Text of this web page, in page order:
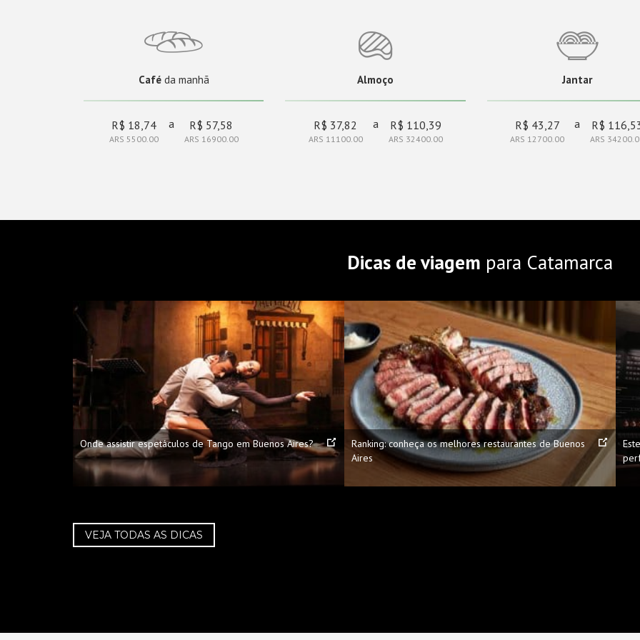
Caféda manhã
R$ 18,74
ARS 5500.00
a R$ 57,58
ARS 16900.00
Almoço
R$ 37,82
ARS 11100.00
a R$ 110,39
ARS 32400.00
Jantar
R$ 43,27
ARS 12700.00
a R$
ARS
Dicas de viagem para Catamarca
Onde assistir espetáculos de Tango em Buenos Aires?
Ranking: conheça os melhores restaurantes de Buenos
Aires
VEJA TODAS AS DICAS